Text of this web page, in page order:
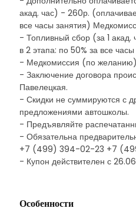
акад. час) - 260р.
все часы занятия)
- Топливный сбор (за 1
в 2 этапа: по 50% за все
- Медкомиссия (по
- Заключение договора
Павелецкая.
- Скидки не суммируются с
предложениями автошколы.
- Предъявляйте
- Обязательна
+7 (499) 394-02-23 +7
- Купон действителен с
Особенности